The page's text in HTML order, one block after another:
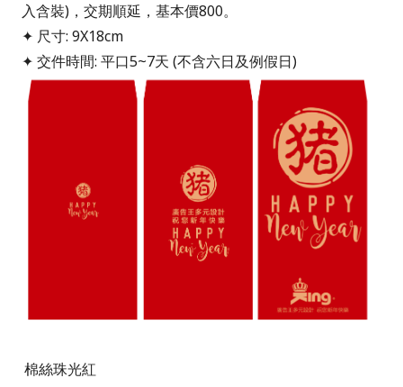
入含裝)，交期順延，基本價800。
✦ 尺寸: 9X18cm
✦ 交件時間: 平口5~7天 (不含六日及例假日)
棉絲珠光紅